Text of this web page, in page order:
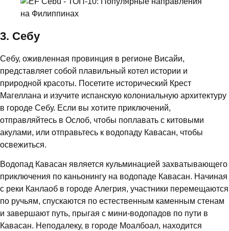
3. Себу
Себу, оживленная провинция в регионе Висайи,
представляет собой плавильный котел истории и
природной красоты. Посетите исторический Крест
Магеллана и изучите испанскую колониальную архитектуру
в городе Себу. Если вы хотите приключений,
отправляйтесь в Ослоб, чтобы поплавать с китовыми
акулами, или отправьтесь к водопаду Кавасан, чтобы
освежиться.
Водопад Кавасан является кульминацией захватывающего
приключения по каньонингу на водопаде Кавасан. Начиная
с реки Канлаоб в городе Алегрия, участники перемещаются
по ручьям, спускаются по естественным каменным стенам
и завершают путь, прыгая с мини-водопадов по пути в
Кавасан. Неподалеку, в городе Моалбоал, находится